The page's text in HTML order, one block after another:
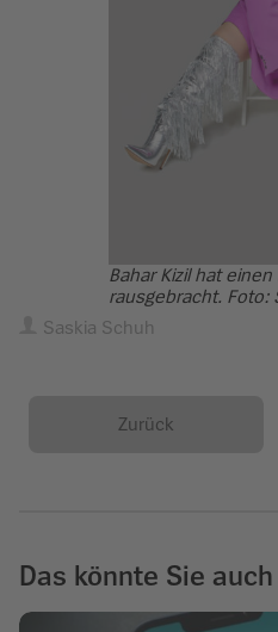
Bahar Kizil hat
rausgebracht. Foto:
Saskia Schuh
Zurück
Das könnte Sie